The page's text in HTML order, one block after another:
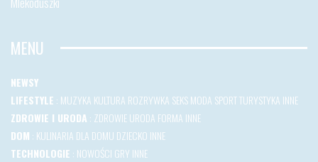
MENU
NEWSY
LIFESTYLE : MUZYKA KULTURA ROZRYWKA SEKSMODA SPORTTURYSTYKA INNE
ZDROWIE I URODA : ZDROWIEURODA FORMA INNE
DOM : KULINARIA DLA DOMU DZIECKO INNE
TECHNOLOGIE : NOWOŚCI GRY INNE